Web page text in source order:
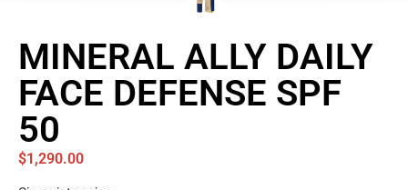
MINERAL ALLY DAILY
FACE DEFENSE SPF
50
$1,290.00